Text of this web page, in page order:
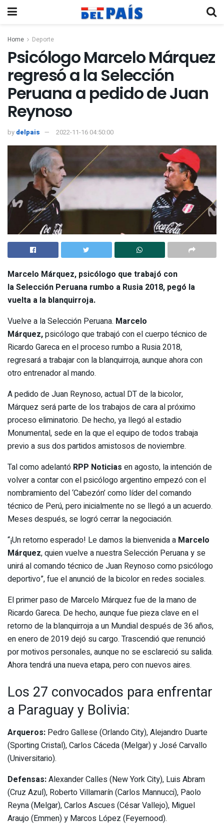
Home Deporte
Psicólogo Marcelo Márquez
regresó a la Selección
Peruana a pedido de Juan
Reynoso
by delpais 2022-11-16 04:50:00
Marcelo Márquez, psicólogo que trabajó con
la Selección Peruana rumbo a Rusia 2018, pegó la
vuelta a la blanquirroja.
Vuelve a la Selección Peruana. Marcelo
Márquez,psicólogo que trabajó con el cuerpo técnico de
Ricardo Gareca en el proceso rumbo a Rusia 2018,
regresará a trabajar con la blanquirroja, aunque ahora con
otro entrenador al mando.
A pedido de Juan Reynoso, actual DT de la bicolor,
Márquez será parte de los trabajos de cara al próximo
proceso eliminatorio. De hecho, ya llegó al estadio
Monumental, sede en la que el equipo de todos trabaja
previo a sus dos partidos amistosos de noviembre.
Tal como adelantó RPP Noticias en agosto, la intención de
volver a contar con el psicólogo argentino empezó con el
nombramiento del ‘Cabezón’ como líder del comando
técnico de Perú, pero inicialmente no se llegó a un acuerdo.
Meses después, se logró cerrar la negociación.
“¡Un retorno esperado! Le damos la bienvenida a Marcelo
Márquez, quien vuelve a nuestra Selección Peruana y se
unirá al comando técnico de Juan Reynoso como psicólogo
deportivo”, fue el anunció de la bicolor en redes sociales.
El primer paso de Marcelo Márquez fue de la mano de
Ricardo Gareca. De hecho, aunque fue pieza clave en el
retorno de la blanquirroja a un Mundial después de 36 años,
en enero de 2019 dejó su cargo. Trascendió que renunció
por motivos personales, aunque no se esclareció su salida.
Ahora tendrá una nueva etapa, pero con nuevos aires.
Los 27 convocados para enfrentar
a Paraguay y Bolivia:
Arqueros: Pedro Gallese (Orlando City), Alejandro Duarte
(Sporting Cristal), Carlos Cáceda (Melgar) y José Carvallo
(Universitario).
Defensas:Alexander Calles (New York City), Luis Abram
(Cruz Azul), Roberto Villamarín (Carlos Mannucci), Paolo
Reyna (Melgar), Carlos Ascues (César Vallejo), Miguel
Araujo (Emmen) y Marcos López (Feyernood).